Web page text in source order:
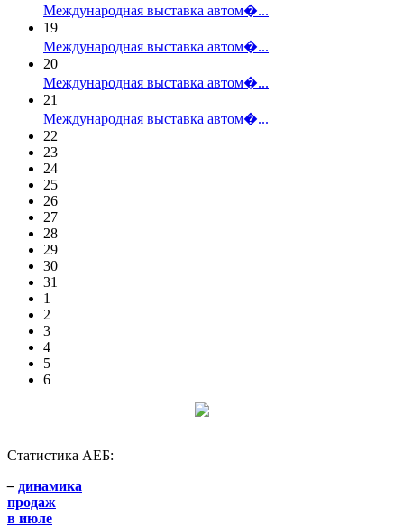
Международная выставка автом�...
19
Международная выставка автом�...
20
Международная выставка автом�...
21
Международная выставка автом�...
22
23
24
25
26
27
28
29
30
31
1
2
3
4
5
6
Статистика АЕБ:
– динамика
продаж
в июле